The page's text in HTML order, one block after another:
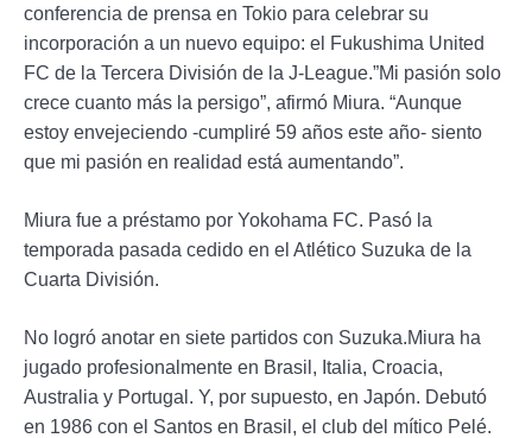
conferencia de prensa en Tokio para celebrar su
incorporación a un nuevo equipo: el Fukushima United
FC de la Tercera División de la J-League.”Mi pasión solo
crece cuanto más la persigo”, afirmó Miura. “Aunque
estoy envejeciendo -cumpliré 59 años este año- siento
que mi pasión en realidad está aumentando”.
Miura fue a préstamo por Yokohama FC. Pasó la
temporada pasada cedido en el Atlético Suzuka de la
Cuarta División.
No logró anotar en siete partidos con Suzuka.Miura ha
jugado profesionalmente en Brasil, Italia, Croacia,
Australia y Portugal. Y, por supuesto, en Japón. Debutó
en 1986 con el Santos en Brasil, el club del mítico Pelé.